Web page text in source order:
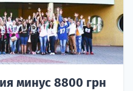
минус 8800 грн